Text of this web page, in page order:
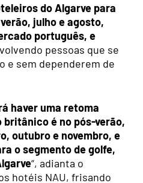
do Algarve para
julho e agosto,
português, e
pessoas que se
e sem dependerem de
haver uma retoma
é no pós-verão,
outubro e novembro, e
o segmento de golfe,
“, adianta o
hotéis NAU, frisando